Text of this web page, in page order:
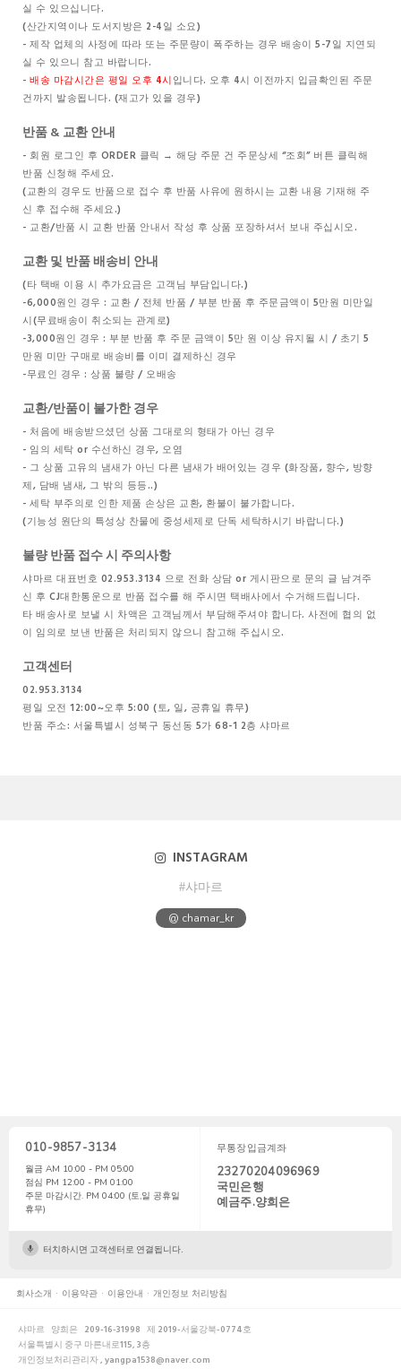
실 수 있으십니다.
(산간지역이나 도서지방은 2-4일 소요)
- 제작 업체의 사정에 따라 또는 주문량이 폭주하는 경우 배송이 5-7일 지연되
실 수 있으니 참고 바랍니다.
- 배송 마감시간은 평일 오후 4시 입니다. 오후 4시 이전까지 입금확인된 주문
건까지 발송됩니다. (재고가 있을 경우)
반품 & 교환 안내
- 회원 로그인 후 ORDER 클릭 → 해당 주문 건 주문상세 “조회” 버튼 클릭해
반품 신청해 주세요.
(교환의 경우도 반품으로 접수 후 반품 사유에 원하시는 교환 내용 기재해 주
신 후 접수해 주세요.)
- 교환/반품 시 교환 반품 안내서 작성 후 상품 포장하셔서 보내 주십시오.
교환 및 반품 배송비 안내
(타 택배 이용 시 추가요금은 고객님 부담입니다.)
-6,000원인 경우 : 교환 / 전체 반품 / 부분 반품 후 주문금액이 5만원 미만일
시(무료배송이 취소되는 관계로)
-3,000원인 경우 : 부분 반품 후 주문 금액이 5만 원 이상 유지될 시 / 초기 5
만원 미만 구매로 배송비를 이미 결제하신 경우
-무료인 경우 : 상품 불량 / 오배송
교환/반품이 불가한 경우
- 처음에 배송받으셨던 상품 그대로의 형태가 아닌 경우
- 임의 세탁 or 수선하신 경우, 오염
- 그 상품 고유의 냄새가 아닌 다른 냄새가 배어있는 경우 (화장품, 향수, 방향
제, 담배 냄새, 그 밖의 등등..)
- 세탁 부주의로 인한 제품 손상은 교환, 환불이 불가합니다.
(기능성 원단의 특성상 찬물에 중성세제로 단독 세탁하시기 바랍니다.)
불량 반품 접수 시 주의사항
샤마르 대표번호 02.953.3134 으로 전화 상담 or 게시판으로 문의 글 남겨주
신 후 CJ대한통운으로 반품 접수를 해 주시면 택배사에서 수거해드립니다.
타 배송사로 보낼 시 차액은 고객님께서 부담해주셔야 합니다. 사전에 협의 없
이 임의로 보낸 반품은 처리되지 않으니 참고해 주십시오.
고객센터
02.953.3134
평일 오전 12:00~오후 5:00 (토, 일, 공휴일 휴무)
반품 주소: 서울특별시 성북구 동선동 5가 68-1 2층 샤마르
INSTAGRAM
#샤마르
@ chamar_kr
010-9857-3134
월금 AM 10:00 - PM 05:00
점심 PM 12:00 - PM 01:00
주문 마감시간. PM 04:00 (토,일 공휴일
휴무)
무통장입금계좌
23270204096969
국민은행
예금주.양희은
터치하시면 고객센터로 연결됩니다.
회사소개 이용약관 이용안내 개인정보 처리방침
샤마르 양희은 209-16-31998 제 2019-서울강북-0774호
서울특별시 중구 마른내로115, 3층
개인정보처리관리자 , yangpa1538@naver.com